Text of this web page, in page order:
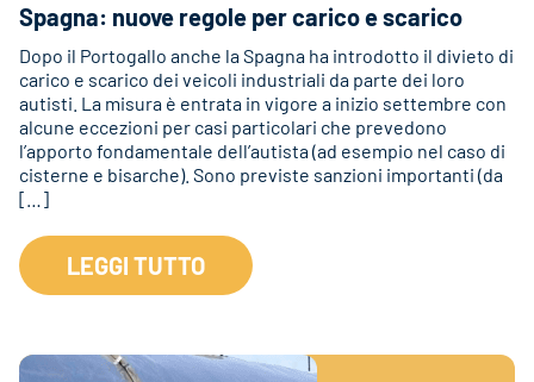
Spagna: nuove regole per carico e scarico
Dopo il Portogallo anche la Spagna ha introdotto il divieto di
carico e scarico dei veicoli industriali da parte dei loro
autisti. La misura è entrata in vigore a inizio settembre con
alcune eccezioni per casi particolari che prevedono
l’apporto fondamentale dell’autista (ad esempio nel caso di
cisterne e bisarche). Sono previste sanzioni importanti (da
[…]
LEGGI TUTTO